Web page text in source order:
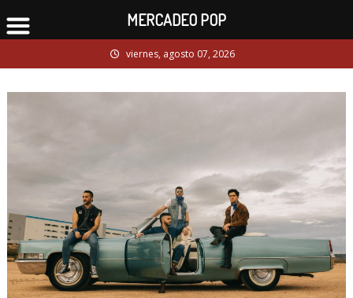
to
viernes, agosto 07, 2026
MERCADEO POP